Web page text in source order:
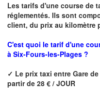
Les tarifs d'une course de
réglementés. Ils sont
client, du prix au kilomètre
C'est quoi le tarif d'une
à Six-Fours-les-Plages ?
✓ Le prix taxi entre Gare
partir de 28 € / JOUR